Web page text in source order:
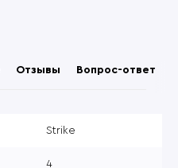
Отзывы Вопрос-ответ
Strike
4